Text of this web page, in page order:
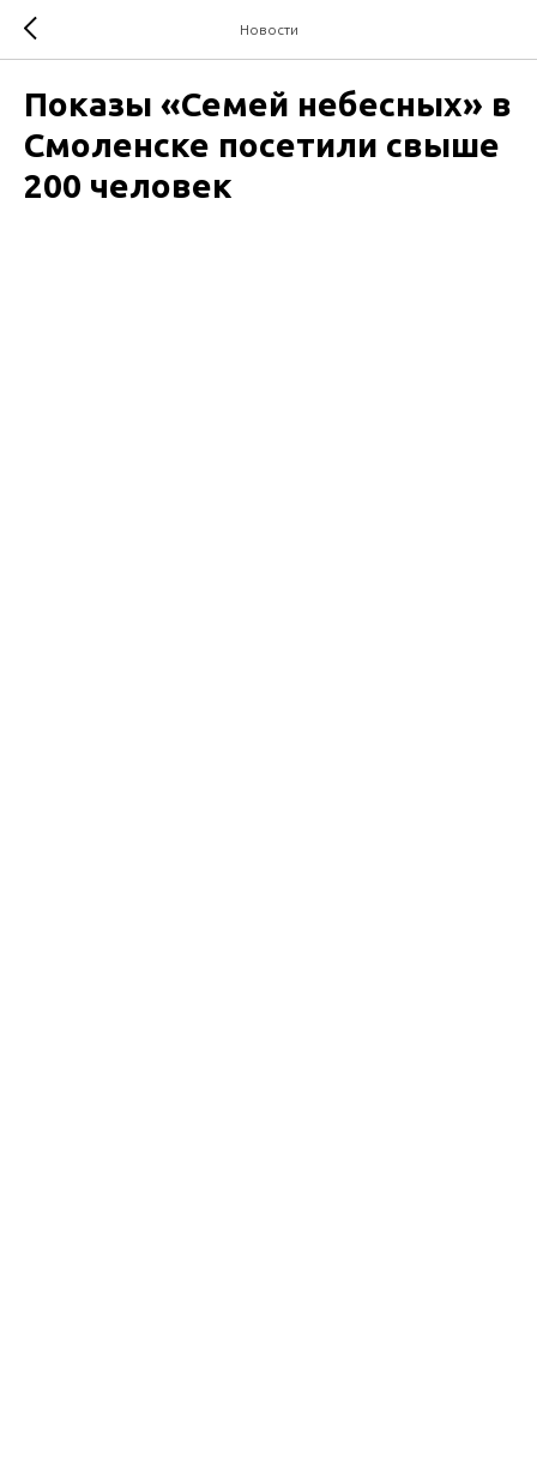
Новости
Показы «Семей небесных» в
Смоленске посетили свыше
200 человек